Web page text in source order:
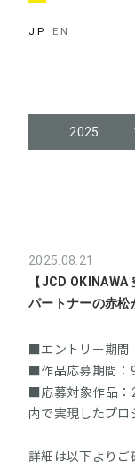
JP EN
2025
2025.08.21
【JCD
パートナーの赤松
■エントリー期間
■作品応募期間：
■応募対象作品：
内で実現したプロ
詳細は以下よりご